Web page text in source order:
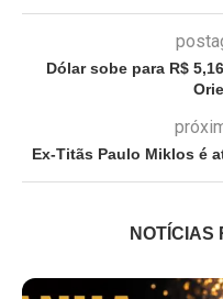
Dólar sobe para R$
Ex-Titãs Paulo Miklos é
NOTÍCIAS